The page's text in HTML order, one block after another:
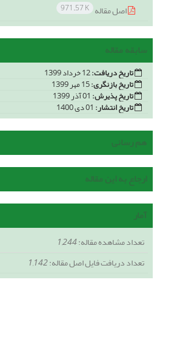
اصل مقاله 971.57 K
سابقه مقاله
تاریخ دریافت:
تاریخ بازنگری:
تاریخ پذیرش:
تاریخ انتشار:
هم رسانی
ارجاع به این مقاله
آمار
تعداد مشاهده مقاله:1,244
تعداد دریافت فایل اصل مقاله:1,142